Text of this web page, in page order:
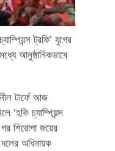
ট্রফি’ যুগের
আনুষ্ঠানিকভাবে
টার্ফে আজ
‘হকি চ্যাম্পিয়ন্স
শিরোপা জয়ের
অধিনায়ক